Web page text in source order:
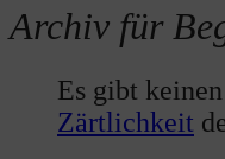
Archiv für
Es gibt keinen
Zärtlichkeit